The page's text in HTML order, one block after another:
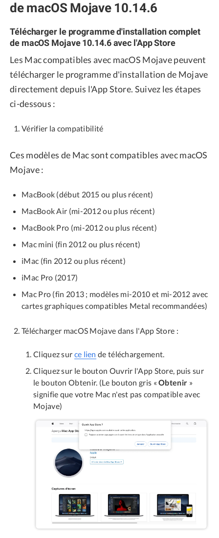
de macOS Mojave 10.14.6
Télécharger le programme d'installation complet
de macOS Mojave 10.14.6 avec l'App Store
Les Mac compatibles avec macOS Mojave peuvent
télécharger le programme d'installation de Mojave
directement depuis l'App Store. Suivez les étapes
ci-dessous :
Vérifier la compatibilité
Ces modèles de Mac sont compatibles avec macOS
Mojave :
MacBook (début 2015 ou plus récent)
MacBook Air (mi-2012 ou plus récent)
MacBook Pro (mi-2012 ou plus récent)
Mac mini (fin 2012 ou plus récent)
iMac (fin 2012 ou plus récent)
iMac Pro (2017)
Mac Pro (fin 2013 ; modèles mi-2010 et mi-2012 avec
cartes graphiques compatibles Metal recommandées)
Télécharger macOS Mojave dans l'App Store :
Cliquez sur ce lien de téléchargement.
Cliquez sur le bouton Ouvrir l'App Store, puis sur
le bouton Obtenir. (Le bouton gris «Obtenir »
signifie que votre Mac n'est pas compatible avec
Mojave)